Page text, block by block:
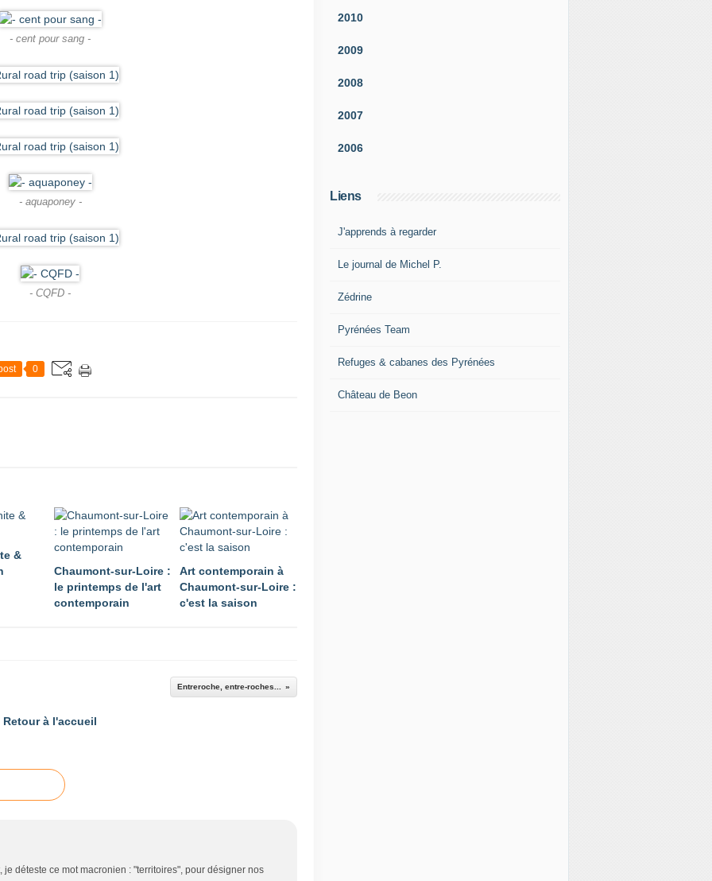
- cent pour sang -
- aquaponey -
- CQFD -
0
&
Chaumont-sur-Loire :
le printemps de l'art
contemporain
Art contemporain à
Chaumont-sur-Loire :
c'est la saison
Entreroche, entre-roches...
Retour à l'accueil
je déteste ce mot macronien : "territoires", pour désigner nos
2010
2009
2008
2007
2006
Liens
J'apprends à regarder
Le journal de Michel P.
Zédrine
Pyrénées Team
Refuges & cabanes des Pyrénées
Château de Beon